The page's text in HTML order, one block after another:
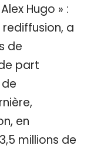
Hugo » :
rediffusion, a
de
part
en
millions de